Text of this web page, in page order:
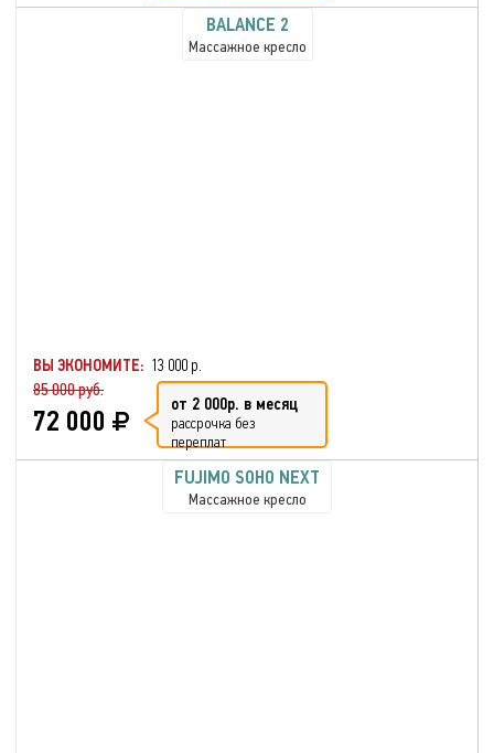
BALANCE 2
Массажное кресло
ВЫ ЭКОНОМИТЕ: 13 000 р.
85 000 руб.
72 000 от 2 000р. в месяц
рассрочка без
переплат
FUJIMO SOHO NEXT
Массажное кресло